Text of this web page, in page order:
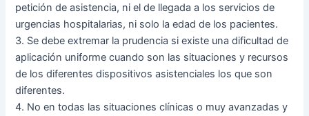
petición de asistencia, ni el de llegada a los servicios de
urgencias hospitalarias, ni solo la edad de los pacientes.
3. Se debe extremar la prudencia si existe una dificultad de
aplicación uniforme cuando son las situaciones y recursos
de los diferentes dispositivos asistenciales los que son
diferentes.
4. No en todas las situaciones clínicas o muy avanzadas y